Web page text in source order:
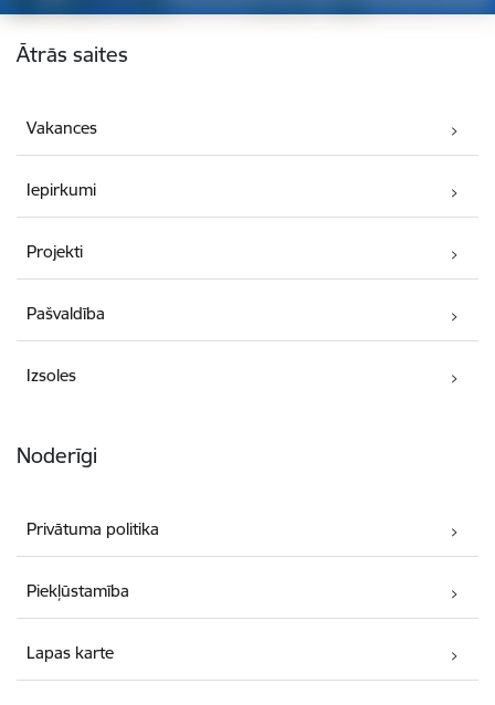
Kājene
Ātrās saites
Vakances
Iepirkumi
Projekti
Pašvaldība
Izsoles
Noderīgi
Privātuma politika
Piekļūstamība
Lapas karte